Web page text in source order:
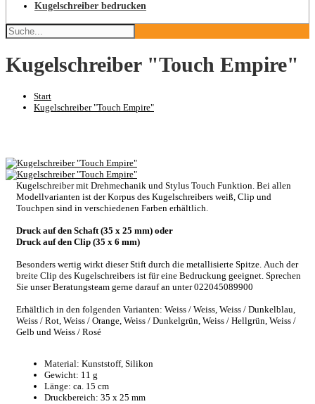
Kugelschreiber bedrucken
Kugelschreiber "Touch Empire"
Start
Kugelschreiber "Touch Empire"
Kugelschreiber mit Drehmechanik und Stylus Touch Funktion. Bei allen
Modellvarianten ist der Korpus des Kugelschreibers weiß, Clip und
Touchpen sind in verschiedenen Farben erhältlich.
Druck auf den Schaft (35 x 25 mm) oder
Druck auf den Clip (35 x 6 mm)
Besonders wertig wirkt dieser Stift durch die metallisierte Spitze. Auch der
breite Clip des Kugelschreibers ist für eine Bedruckung geeignet. Sprechen
Sie unser Beratungsteam gerne darauf an unter 022045089900
Erhältlich in den folgenden Varianten: Weiss / Weiss, Weiss / Dunkelblau,
Weiss / Rot, Weiss / Orange, Weiss / Dunkelgrün, Weiss / Hellgrün, Weiss /
Gelb und Weiss / Rosé
Material: Kunststoff, Silikon
Gewicht: 11 g
Länge: ca. 15 cm
Druckbereich: 35 x 25 mm